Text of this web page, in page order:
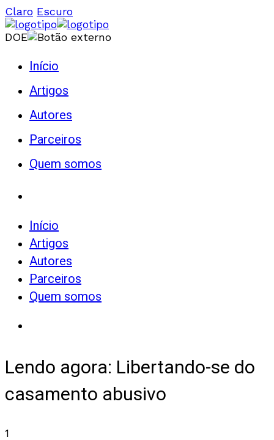
Claro Escuro
DOE
Início
Artigos
Autores
Parceiros
Quem somos
Início
Artigos
Autores
Parceiros
Quem somos
Lendo agora: Libertando-se do
casamento abusivo
1